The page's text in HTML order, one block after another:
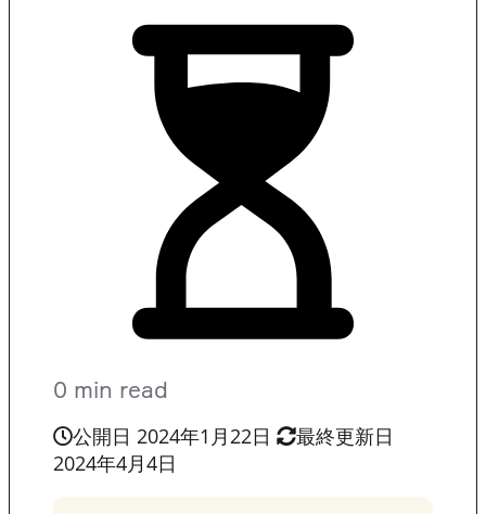
0 min read
公開日 2024年1月22日
最終更新日
2024年4月4日